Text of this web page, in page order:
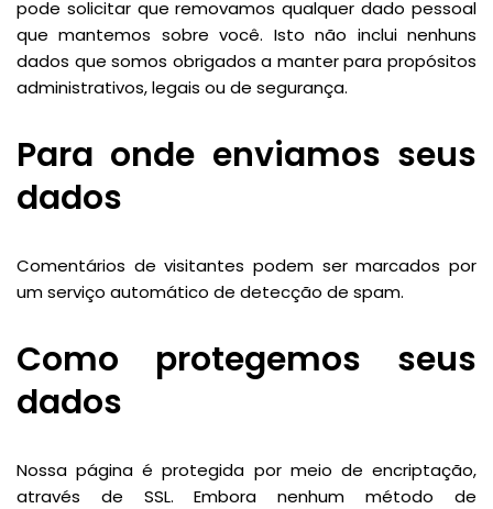
pode solicitar que removamos qualquer dado pessoal
que mantemos sobre você. Isto não inclui nenhuns
dados que somos obrigados a manter para propósitos
administrativos, legais ou de segurança.
Para onde enviamos seus
dados
Comentários de visitantes podem ser marcados por
um serviço automático de detecção de spam.
Como protegemos seus
dados
Nossa página é protegida por meio de encriptação,
através de SSL. Embora nenhum método de